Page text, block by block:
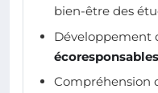
bien-être des
Développement
écoresponsables
Compréhension